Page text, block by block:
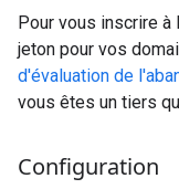
Pour vous inscrire à
jeton pour vos
d'évaluation de
vous êtes un tiers
Configuration